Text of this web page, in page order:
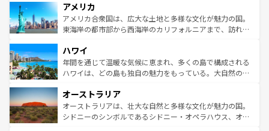
ンツ一覧を参照してほしい。
の建物がそのまま残る町や、スイスならではのユニークな
博物館もあり、アルプス観光だけでなく町歩きも満喫する
ことができる。国民の所得が高いため物価も高いが、旅行
ば市内交通費無料で観光を楽しむこともできる。 なお、新
着のスイス情報はコンテンツ一覧 を参照してほしい。
アメリカ
アメリカ合衆国は、広大な土地と多様な文化が魅力の国。
東海岸の都市部から西海岸のカリフォルニアまで、訪れる
のような巨大都市は、観光、ショッピング、エンターテイ
ンメントが詰まった刺激的なスポットだ。一方、アメリカ
西部には大自然が広がり、グランドキャニオンやイエロー
部のニューオーリンズでは、音楽と美食が融合した独特の
文化が魅力。旅行者はアメリカの各地域で異なる魅力を楽
しみながら、その多様性と豊かな歴史を感じることができ
ハワイ
年間を通じて温暖な気候に恵まれ、多くの島で構成される
ハワイは、どの島も独自の魅力をもっている。大自然の神
ワイ島は見逃せない。また、定番の観光地といえばオアフ
島だが、静かな自然を求めるならマウイ島やカウアイ島が
おすすめ。エメラルドグリーンに輝く海をはじめ、豊かな
オーストラリア
オーストラリアは、壮大な自然と多様な文化が魅力の国。
シドニーのシンボルであるシドニー・オペラハウス、オー